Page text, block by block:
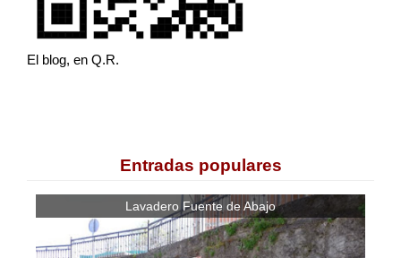
El blog, en Q.R.
Entradas populares
Lavadero Fuente de Abajo